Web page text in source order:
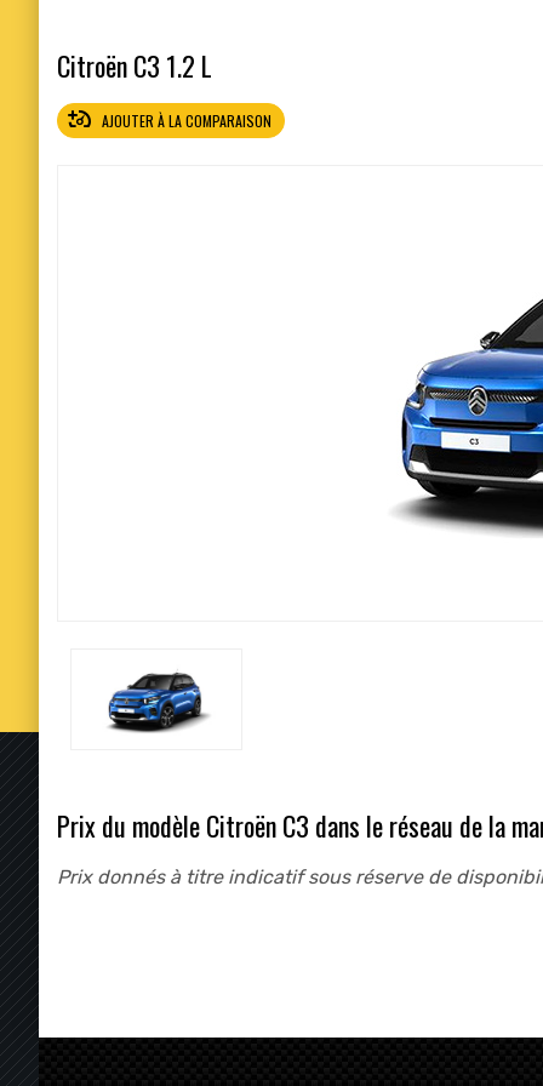
Citroën C3 1.2 L
AJOUTER À LA COMPARAISON
Prix du modèle Citroën C3 dans le réseau de la
Prix donnés à titre indicatif sous réserve de